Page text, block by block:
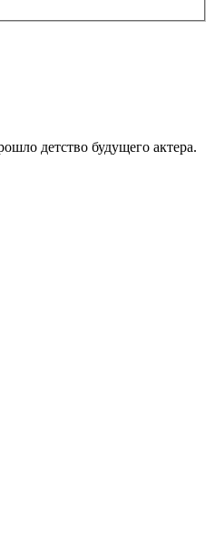
детство будущего актера.